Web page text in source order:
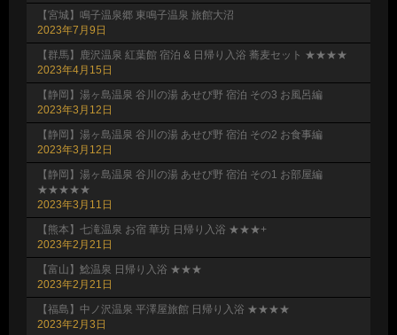
【宮城】鳴子温泉郷 東鳴子温泉 旅館大沼
2023年7月9日
【群馬】鹿沢温泉 紅葉館 宿泊 & 日帰り入浴 蕎麦セット ★★★★
2023年4月15日
【静岡】湯ヶ島温泉 谷川の湯 あせび野 宿泊 その3 お風呂編
2023年3月12日
【静岡】湯ヶ島温泉 谷川の湯 あせび野 宿泊 その2 お食事編
2023年3月12日
【静岡】湯ヶ島温泉 谷川の湯 あせび野 宿泊 その1 お部屋編
★★★★★
2023年3月11日
【熊本】七滝温泉 お宿 華坊 日帰り入浴 ★★★+
2023年2月21日
【富山】鯰温泉 日帰り入浴 ★★★
2023年2月21日
【福島】中ノ沢温泉 平澤屋旅館 日帰り入浴 ★★★★
2023年2月3日